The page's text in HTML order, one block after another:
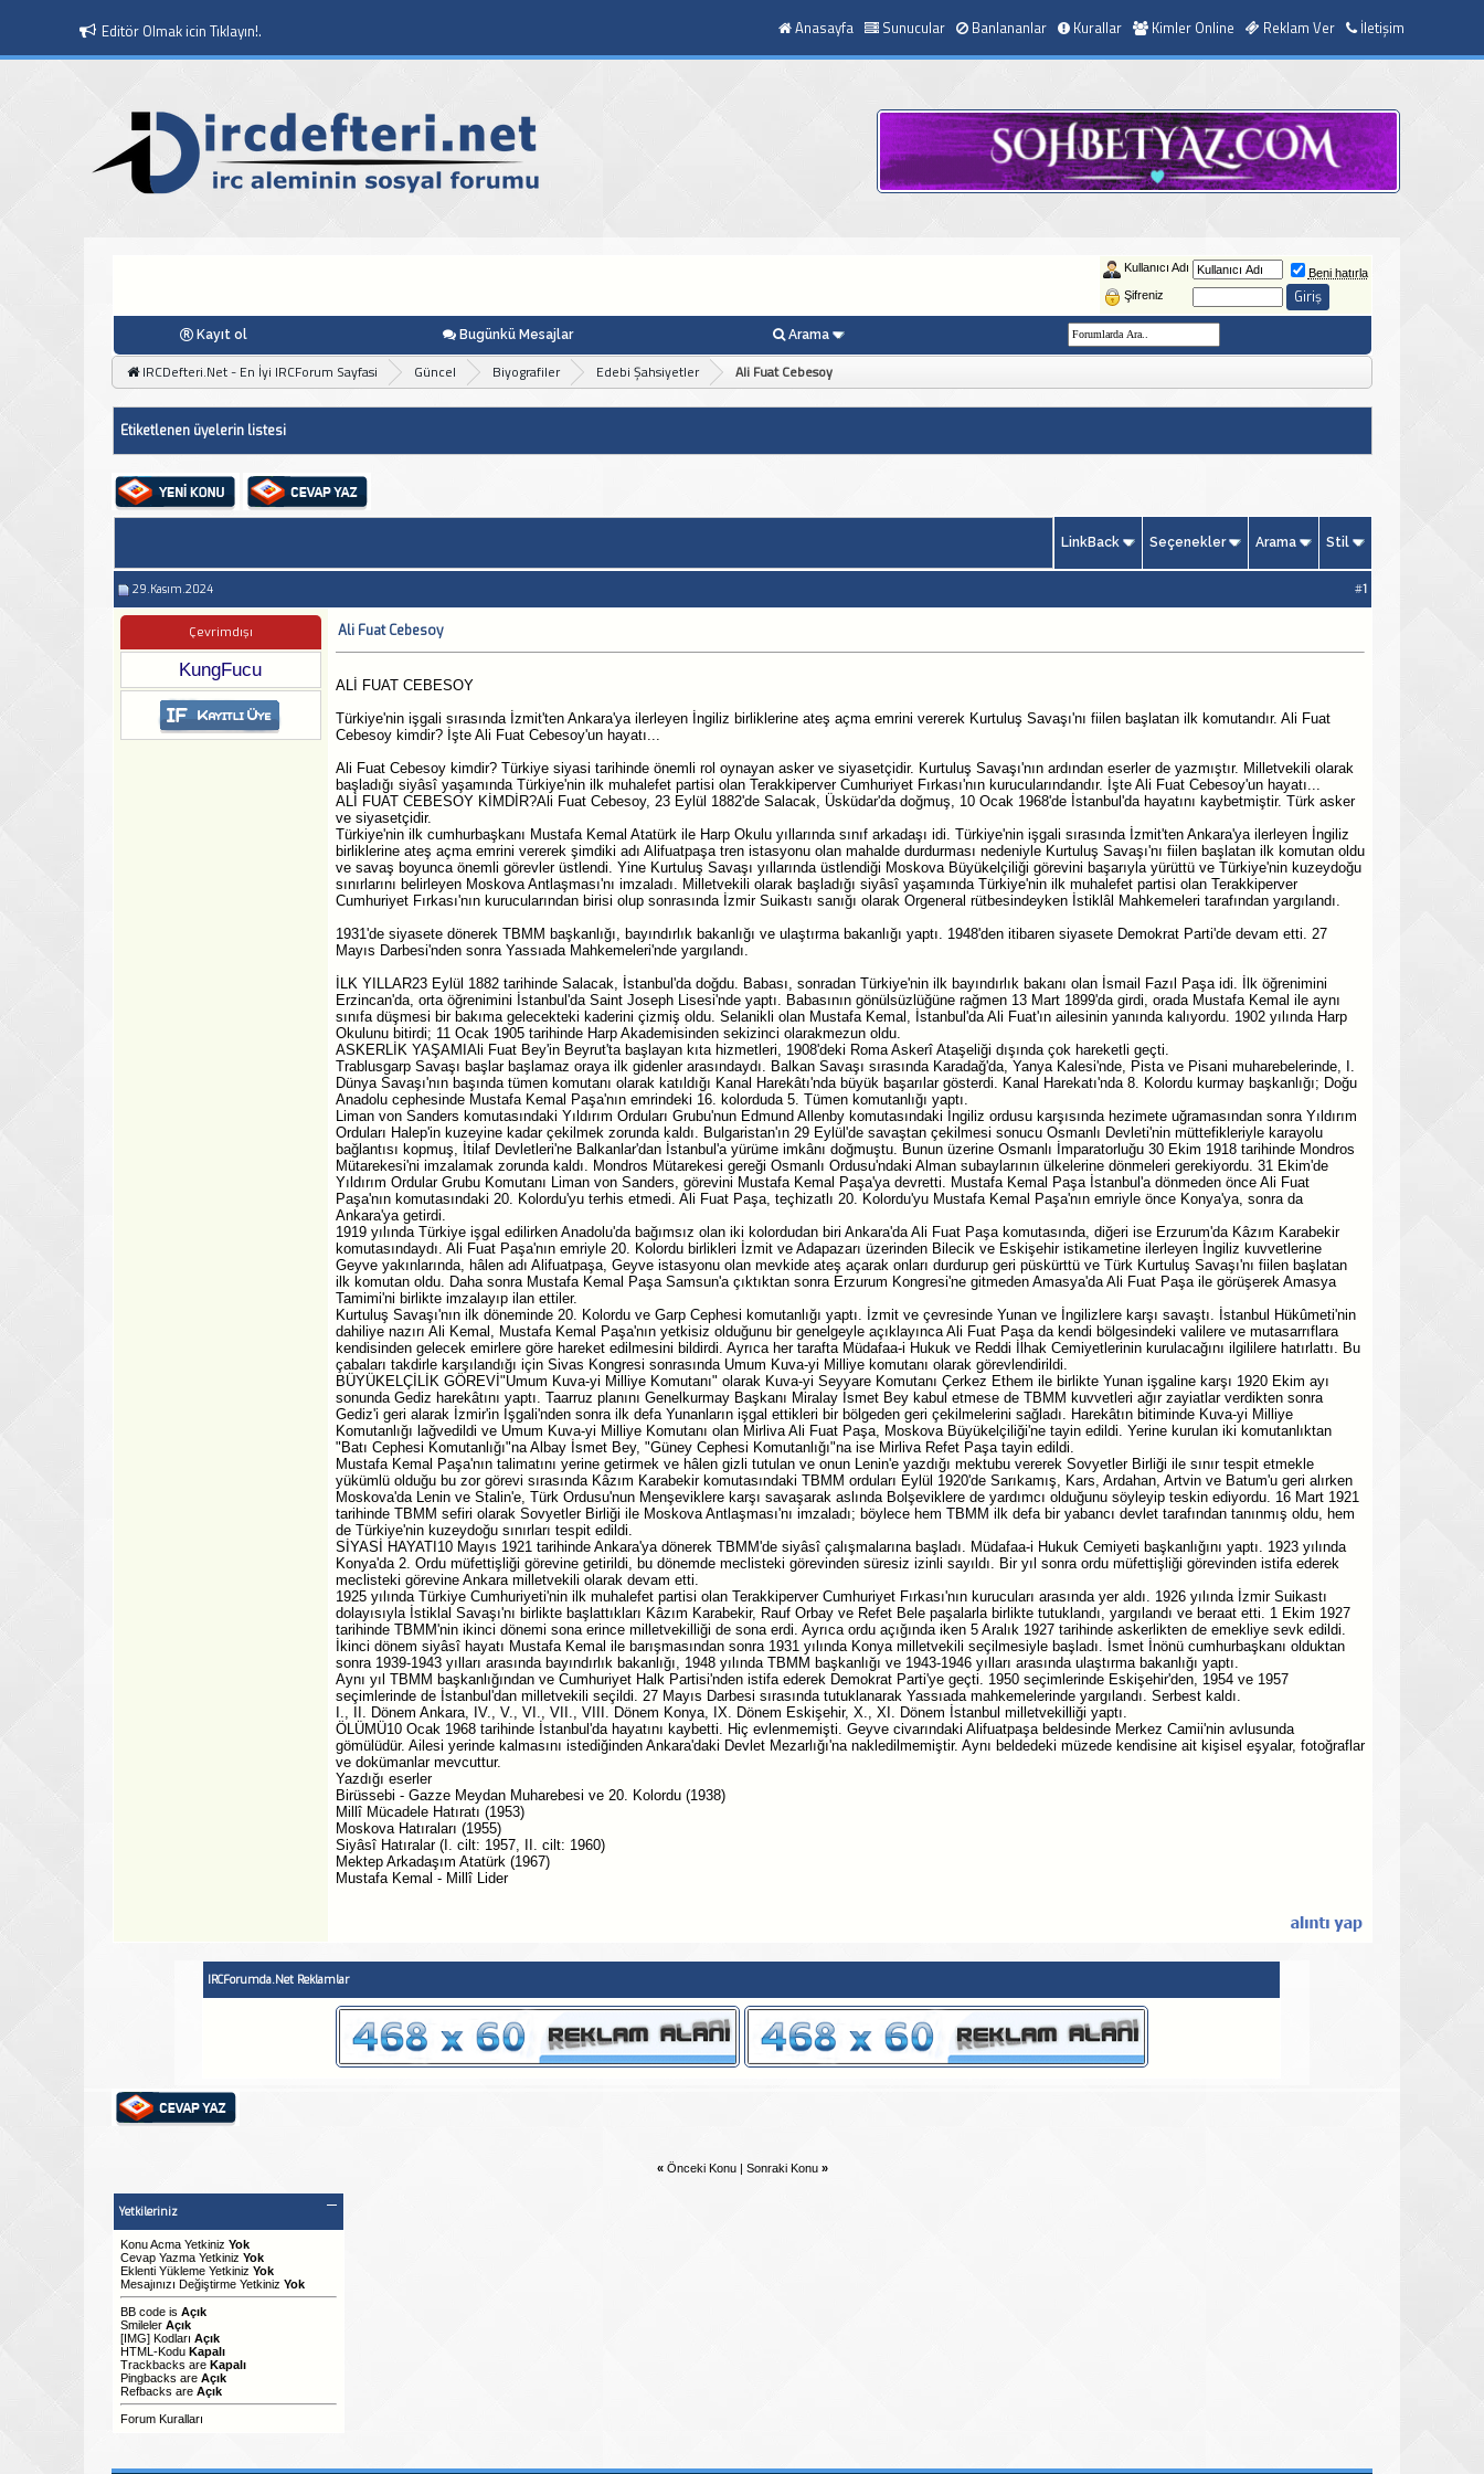
Editör Olmak icin Tıklayın!. Anasayfa Sunucular Banlananlar Kurallar Kimler Online Reklam Ver İletişim
Kullanıcı Adı
Beni hatırla
Şifreniz
Kayıt ol Bugünkü Mesajlar Arama
IRCDefteri.Net - En İyi IRCForum Sayfasi Güncel Biyografiler Edebi Şahsiyetler Ali Fuat Cebesoy
Etiketlenen üyelerin listesi
LinkBack Seçenekler Arama Stil
29.Kasım.2024 #1
Çevrimdışı
KungFucu
Ali Fuat Cebesoy
ALİ FUAT CEBESOY
Türkiye'nin işgali sırasında İzmit'ten Ankara'ya ilerleyen İngiliz birliklerine ateş açma emrini vererek Kurtuluş Savaşı'nı fiilen başlatan ilk komutandır. Ali Fuat
Cebesoy kimdir? İşte Ali Fuat Cebesoy'un hayatı...
Ali Fuat Cebesoy kimdir? Türkiye siyasi tarihinde önemli rol oynayan asker ve siyasetçidir. Kurtuluş Savaşı'nın ardından eserler de yazmıştır. Milletvekili olarak
başladığı siyâsî yaşamında Türkiye'nin ilk muhalefet partisi olan Terakkiperver Cumhuriyet Fırkası'nın kurucularındandır. İşte Ali Fuat Cebesoy'un hayatı...
ALİ FUAT CEBESOY KİMDİR?Ali Fuat Cebesoy, 23 Eylül 1882'de Salacak, Üsküdar'da doğmuş, 10 Ocak 1968'de İstanbul'da hayatını kaybetmiştir. Türk asker
ve siyasetçidir.
Türkiye'nin ilk cumhurbaşkanı Mustafa Kemal Atatürk ile Harp Okulu yıllarında sınıf arkadaşı idi. Türkiye'nin işgali sırasında İzmit'ten Ankara'ya ilerleyen İngiliz
birliklerine ateş açma emrini vererek şimdiki adı Alifuatpaşa tren istasyonu olan mahalde durdurması nedeniyle Kurtuluş Savaşı'nı fiilen başlatan ilk komutan oldu
ve savaş boyunca önemli görevler üstlendi. Yine Kurtuluş Savaşı yıllarında üstlendiği Moskova Büyükelçiliği görevini başarıyla yürüttü ve Türkiye'nin kuzeydoğu
sınırlarını belirleyen Moskova Antlaşması'nı imzaladı. Milletvekili olarak başladığı siyâsî yaşamında Türkiye'nin ilk muhalefet partisi olan Terakkiperver
Cumhuriyet Fırkası'nın kurucularından birisi olup sonrasında İzmir Suikastı sanığı olarak Orgeneral rütbesindeyken İstiklâl Mahkemeleri tarafından yargılandı.
1931'de siyasete dönerek TBMM başkanlığı, bayındırlık bakanlığı ve ulaştırma bakanlığı yaptı. 1948'den itibaren siyasete Demokrat Parti'de devam etti. 27
Mayıs Darbesi'nden sonra Yassıada Mahkemeleri'nde yargılandı.
İLK YILLAR23 Eylül 1882 tarihinde Salacak, İstanbul'da doğdu. Babası, sonradan Türkiye'nin ilk bayındırlık bakanı olan İsmail Fazıl Paşa idi. İlk öğrenimini
Erzincan'da, orta öğrenimini İstanbul'da Saint Joseph Lisesi'nde yaptı. Babasının gönülsüzlüğüne rağmen 13 Mart 1899'da girdi, orada Mustafa Kemal ile aynı
sınıfa düşmesi bir bakıma gelecekteki kaderini çizmiş oldu. Selanikli olan Mustafa Kemal, İstanbul'da Ali Fuat'ın ailesinin yanında kalıyordu. 1902 yılında Harp
Okulunu bitirdi; 11 Ocak 1905 tarihinde Harp Akademisinden sekizinci olarakmezun oldu.
ASKERLİK YAŞAMIAli Fuat Bey'in Beyrut'ta başlayan kıta hizmetleri, 1908'deki Roma Askerî Ataşeliği dışında çok hareketli geçti.
Trablusgarp Savaşı başlar başlamaz oraya ilk gidenler arasındaydı. Balkan Savaşı sırasında Karadağ'da, Yanya Kalesi'nde, Pista ve Pisani muharebelerinde, I.
Dünya Savaşı'nın başında tümen komutanı olarak katıldığı Kanal Harekâtı'nda büyük başarılar gösterdi. Kanal Harekatı'nda 8. Kolordu kurmay başkanlığı; Doğu
Anadolu cephesinde Mustafa Kemal Paşa'nın emrindeki 16. kolorduda 5. Tümen komutanlığı yaptı.
Liman von Sanders komutasındaki Yıldırım Orduları Grubu'nun Edmund Allenby komutasındaki İngiliz ordusu karşısında hezimete uğramasından sonra Yıldırım
Orduları Halep'in kuzeyine kadar çekilmek zorunda kaldı. Bulgaristan'ın 29 Eylül'de savaştan çekilmesi sonucu Osmanlı Devleti'nin müttefikleriyle karayolu
bağlantısı kopmuş, İtilaf Devletleri'ne Balkanlar'dan İstanbul'a yürüme imkânı doğmuştu. Bunun üzerine Osmanlı İmparatorluğu 30 Ekim 1918 tarihinde Mondros
Mütarekesi'ni imzalamak zorunda kaldı. Mondros Mütarekesi gereği Osmanlı Ordusu'ndaki Alman subaylarının ülkelerine dönmeleri gerekiyordu. 31 Ekim'de
Yıldırım Ordular Grubu Komutanı Liman von Sanders, görevini Mustafa Kemal Paşa'ya devretti. Mustafa Kemal Paşa İstanbul'a dönmeden önce Ali Fuat
Paşa'nın komutasındaki 20. Kolordu'yu terhis etmedi. Ali Fuat Paşa, teçhizatlı 20. Kolordu'yu Mustafa Kemal Paşa'nın emriyle önce Konya'ya, sonra da
Ankara'ya getirdi.
1919 yılında Türkiye işgal edilirken Anadolu'da bağımsız olan iki kolordudan biri Ankara'da Ali Fuat Paşa komutasında, diğeri ise Erzurum'da Kâzım Karabekir
komutasındaydı. Ali Fuat Paşa'nın emriyle 20. Kolordu birlikleri İzmit ve Adapazarı üzerinden Bilecik ve Eskişehir istikametine ilerleyen İngiliz kuvvetlerine
Geyve yakınlarında, hâlen adı Alifuatpaşa, Geyve istasyonu olan mevkide ateş açarak onları durdurup geri püskürttü ve Türk Kurtuluş Savaşı'nı fiilen başlatan
ilk komutan oldu. Daha sonra Mustafa Kemal Paşa Samsun'a çıktıktan sonra Erzurum Kongresi'ne gitmeden Amasya'da Ali Fuat Paşa ile görüşerek Amasya
Tamimi'ni birlikte imzalayıp ilan ettiler.
Kurtuluş Savaşı'nın ilk döneminde 20. Kolordu ve Garp Cephesi komutanlığı yaptı. İzmit ve çevresinde Yunan ve İngilizlere karşı savaştı. İstanbul Hükûmeti'nin
dahiliye nazırı Ali Kemal, Mustafa Kemal Paşa'nın yetkisiz olduğunu bir genelgeyle açıklayınca Ali Fuat Paşa da kendi bölgesindeki valilere ve mutasarrıflara
kendisinden gelecek emirlere göre hareket edilmesini bildirdi. Ayrıca her tarafta Müdafaa-i Hukuk ve Reddi İlhak Cemiyetlerinin kurulacağını ilgililere hatırlattı. Bu
çabaları takdirle karşılandığı için Sivas Kongresi sonrasında Umum Kuva-yi Milliye komutanı olarak görevlendirildi.
BÜYÜKELÇİLİK GÖREVİ"Umum Kuva-yi Milliye Komutanı" olarak Kuva-yi Seyyare Komutanı Çerkez Ethem ile birlikte Yunan işgaline karşı 1920 Ekim ayı
sonunda Gediz harekâtını yaptı. Taarruz planını Genelkurmay Başkanı Miralay İsmet Bey kabul etmese de TBMM kuvvetleri ağır zayiatlar verdikten sonra
Gediz'i geri alarak İzmir'in İşgali'nden sonra ilk defa Yunanların işgal ettikleri bir bölgeden geri çekilmelerini sağladı. Harekâtın bitiminde Kuva-yi Milliye
Komutanlığı lağvedildi ve Umum Kuva-yi Milliye Komutanı olan Mirliva Ali Fuat Paşa, Moskova Büyükelçiliği'ne tayin edildi. Yerine kurulan iki komutanlıktan
"Batı Cephesi Komutanlığı"na Albay İsmet Bey, "Güney Cephesi Komutanlığı"na ise Mirliva Refet Paşa tayin edildi.
Mustafa Kemal Paşa'nın talimatını yerine getirmek ve hâlen gizli tutulan ve onun Lenin'e yazdığı mektubu vererek Sovyetler Birliği ile sınır tespit etmekle
yükümlü olduğu bu zor görevi sırasında Kâzım Karabekir komutasındaki TBMM orduları Eylül 1920'de Sarıkamış, Kars, Ardahan, Artvin ve Batum'u geri alırken
Moskova'da Lenin ve Stalin'e, Türk Ordusu'nun Menşeviklere karşı savaşarak aslında Bolşeviklere de yardımcı olduğunu söyleyip teskin ediyordu. 16 Mart 1921
tarihinde TBMM sefiri olarak Sovyetler Birliği ile Moskova Antlaşması'nı imzaladı; böylece hem TBMM ilk defa bir yabancı devlet tarafından tanınmış oldu, hem
de Türkiye'nin kuzeydoğu sınırları tespit edildi.
SİYASİ HAYATI10 Mayıs 1921 tarihinde Ankara'ya dönerek TBMM'de siyâsî çalışmalarına başladı. Müdafaa-i Hukuk Cemiyeti başkanlığını yaptı. 1923 yılında
Konya'da 2. Ordu müfettişliği görevine getirildi, bu dönemde meclisteki görevinden süresiz izinli sayıldı. Bir yıl sonra ordu müfettişliği görevinden istifa ederek
meclisteki görevine Ankara milletvekili olarak devam etti.
1925 yılında Türkiye Cumhuriyeti'nin ilk muhalefet partisi olan Terakkiperver Cumhuriyet Fırkası'nın kurucuları arasında yer aldı. 1926 yılında İzmir Suikastı
dolayısıyla İstiklal Savaşı'nı birlikte başlattıkları Kâzım Karabekir, Rauf Orbay ve Refet Bele paşalarla birlikte tutuklandı, yargılandı ve beraat etti. 1 Ekim 1927
tarihinde TBMM'nin ikinci dönemi sona erince milletvekilliği de sona erdi. Ayrıca ordu açığında iken 5 Aralık 1927 tarihinde askerlikten de emekliye sevk edildi.
İkinci dönem siyâsî hayatı Mustafa Kemal ile barışmasından sonra 1931 yılında Konya milletvekili seçilmesiyle başladı. İsmet İnönü cumhurbaşkanı olduktan
sonra 1939-1943 yılları arasında bayındırlık bakanlığı, 1948 yılında TBMM başkanlığı ve 1943-1946 yılları arasında ulaştırma bakanlığı yaptı.
Aynı yıl TBMM başkanlığından ve Cumhuriyet Halk Partisi'nden istifa ederek Demokrat Parti'ye geçti. 1950 seçimlerinde Eskişehir'den, 1954 ve 1957
seçimlerinde de İstanbul'dan milletvekili seçildi. 27 Mayıs Darbesi sırasında tutuklanarak Yassıada mahkemelerinde yargılandı. Serbest kaldı.
I., II. Dönem Ankara, IV., V., VI., VII., VIII. Dönem Konya, IX. Dönem Eskişehir, X., XI. Dönem İstanbul milletvekilliği yaptı.
ÖLÜMÜ10 Ocak 1968 tarihinde İstanbul'da hayatını kaybetti. Hiç evlenmemişti. Geyve civarındaki Alifuatpaşa beldesinde Merkez Camii'nin avlusunda
gömülüdür. Ailesi yerinde kalmasını istediğinden Ankara'daki Devlet Mezarlığı'na nakledilmemiştir. Aynı beldedeki müzede kendisine ait kişisel eşyalar, fotoğraflar
ve dokümanlar mevcuttur.
Yazdığı eserler
Birüssebi - Gazze Meydan Muharebesi ve 20. Kolordu (1938)
Millî Mücadele Hatıratı (1953)
Moskova Hatıraları (1955)
Siyâsî Hatıralar (I. cilt: 1957, II. cilt: 1960)
Mektep Arkadaşım Atatürk (1967)
Mustafa Kemal - Millî Lider
IRCForumda.Net Reklamlar
« Önceki Konu| Sonraki Konu »
Yetkileriniz
Konu Acma Yetkiniz Yok
Cevap Yazma Yetkiniz Yok
Eklenti Yükleme Yetkiniz Yok
Mesajınızı Değiştirme Yetkiniz Yok
BB codeis Açık
Smileler Açık
[IMG]Kodları Açık
HTML-Kodu Kapalı
Trackbacks are Kapalı
Pingbacks are Açık
Refbacks are Açık
Forum Kuralları